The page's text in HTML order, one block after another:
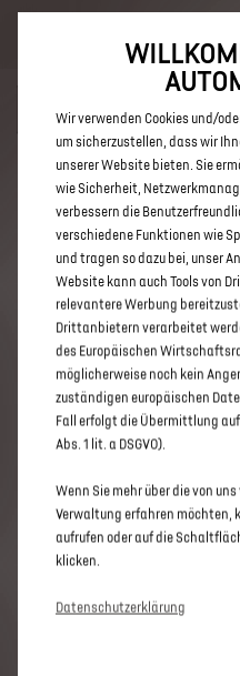
Hybride.
ENTDECKEN
DS 3
ANTRIEB
Wir verwenden Cookies und/
um sicherzustellen, dass wir
unserer Website bieten. Sie
wie Sicherheit,
verbessern die
verschiedene Funktionen wie
und tragen so dazu bei, unser
Website kann auch Tools von
relevantere Werbung
Drittanbietern verarbeitet
des Europäischen
möglicherweise noch kein
zuständigen europäischen
Fall erfolgt die Übermittlung
Abs. 1 lit. a DSGVO).
Wenn Sie mehr über die von
Verwaltung erfahren möchten,
aufrufen oder auf die
klicken.
Datenschutzerklärung